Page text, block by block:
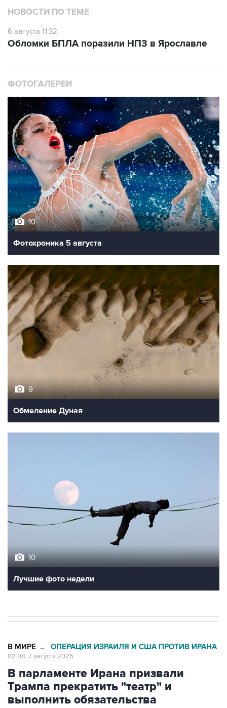
НОВОСТИ ПО ТЕМЕ
6 августа 11:32
Обломки БПЛА поразили НПЗ в Ярославле
ФОТОГАЛЕРЕИ
10
Фотохроника 5 августа
9
Обмеление Дуная
10
Лучшие фото недели
В МИРЕ → ОПЕРАЦИЯ ИЗРАИЛЯ И США ПРОТИВ ИРАНА
02:08, 7 августа 2026
В парламенте Ирана призвали
Трампа прекратить "театр" и
выполнить обязательства